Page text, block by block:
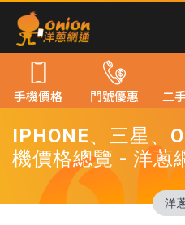
IPHONE、三星、
機價格總覽 - 洋蔥
洋
手機價格 門號優惠 二